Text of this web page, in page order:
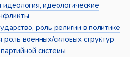
идеологические
роль религии в политике
роль военных/силовых структур
системы